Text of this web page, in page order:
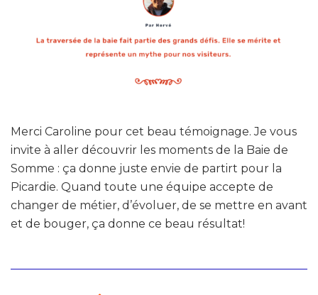
Merci Caroline pour cet beau témoignage. Je vous
invite à aller découvrir les moments de la Baie de
Somme : ça donne juste envie de partirt pour la
Picardie. Quand toute une équipe accepte de
changer de métier, d’évoluer, de se mettre en avant
et de bouger, ça donne ce beau résultat!